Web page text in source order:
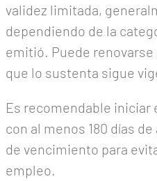
validez limitada,
dependiendo de la
emitió. Puede
que lo sustenta sigue
Es recomendable iniciar
con al menos 180 días
de vencimiento para
empleo.